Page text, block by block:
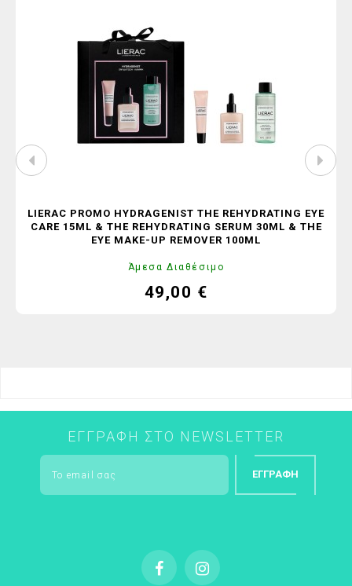
LIERAC PROMO HYDRAGENIST THE REHYDRATING EYE
CARE 15ML & THE REHYDRATING SERUM 30ML & THE
EYE MAKE-UP REMOVER 100ML
Άμεσα Διαθέσιμο
Τιμή
49,00 €
ΕΓΓΡΑΦΉ ΣΤΟ NEWSLETTER
ΕΓΓΡΑΦΉ